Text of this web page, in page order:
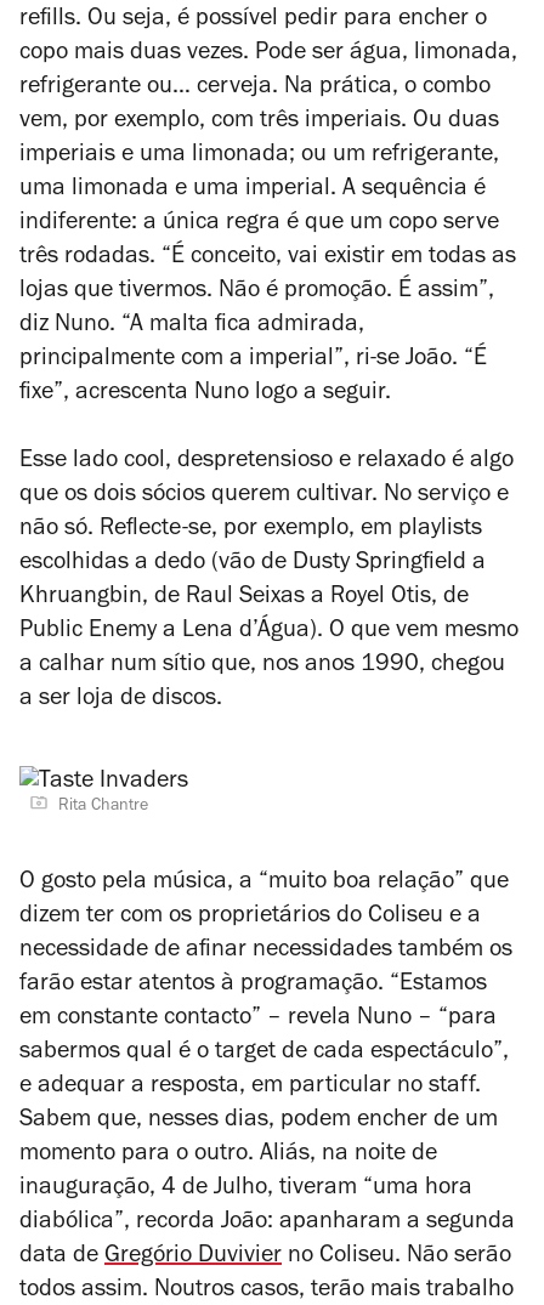
refills. Ou seja, é possível pedir para encher o
copo mais duas vezes. Pode ser água, limonada,
refrigerante ou… cerveja. Na prática, o combo
vem, por exemplo, com três imperiais. Ou duas
imperiais e uma limonada; ou um refrigerante,
uma limonada e uma imperial. A sequência é
indiferente: a única regra é que um copo serve
três rodadas. “É conceito, vai existir em todas as
lojas que tivermos. Não é promoção. É assim”,
diz Nuno. “A malta fica admirada,
principalmente com a imperial”, ri-se João. “É
fixe”, acrescenta Nuno logo a seguir.
Esse lado cool, despretensioso e relaxado é algo
que os dois sócios querem cultivar. No serviço e
não só. Reflecte-se, por exemplo, em playlists
escolhidas a dedo (vão de Dusty Springfield a
Khruangbin, de Raul Seixas a Royel Otis, de
Public Enemy a Lena d’Água). O que vem mesmo
a calhar num sítio que, nos anos 1990, chegou
a ser loja de discos.
Rita Chantre
O gosto pela música, a “muito boa relação” que
dizem ter com os proprietários do Coliseu e a
necessidade de afinar necessidades também os
farão estar atentos à programação. “Estamos
em constante contacto” – revela Nuno – “para
sabermos qual é o target de cada espectáculo”,
e adequar a resposta, em particular no staff.
Sabem que, nesses dias, podem encher de um
momento para o outro. Aliás, na noite de
inauguração, 4 de Julho, tiveram “uma hora
diabólica”, recorda João: apanharam a segunda
data de Gregório Duvivier no Coliseu. Não serão
todos assim. Noutros casos, terão mais trabalho